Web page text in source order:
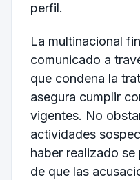
perfil.
La multinacional
comunicado a
que condena la
asegura cumplir
vigentes. No
actividades
haber realizado
de que las